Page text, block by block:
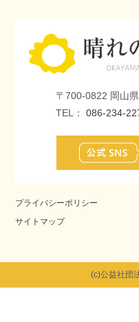
〒700-0822 岡山
TEL： 086-234-
プライバシーポリシー
サイトマップ
(c)公益社団